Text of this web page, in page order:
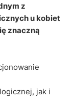
z
u kobiet
znaczną
jak i